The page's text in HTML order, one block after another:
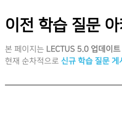
이전 학습 질문
본 페이지는 LECTUS 5.0 업데이
현재 순차적으로 신규 학습 질문 게